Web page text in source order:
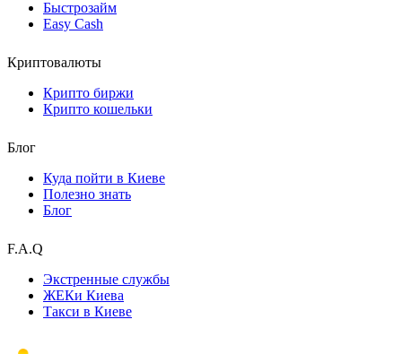
Быстрозайм
Easy Cash
Криптовалюты
Крипто биржи
Крипто кошельки
Блог
Куда пойти в Киеве
Полезно знать
Блог
F.A.Q
Экстренные службы
ЖЕКи Киева
Такси в Киеве